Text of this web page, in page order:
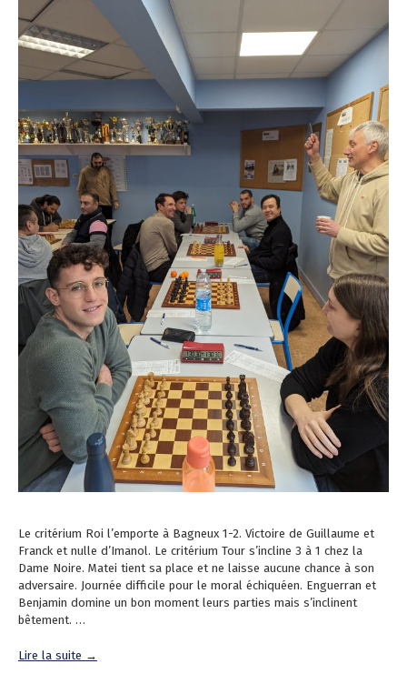
Le critérium Roi l’emporte à Bagneux 1-2. Victoire de Guillaume et
Franck et nulle d’Imanol. Le critérium Tour s’incline 3 à 1 chez la
Dame Noire. Matei tient sa place et ne laisse aucune chance à son
adversaire. Journée difficile pour le moral échiquéen. Enguerran et
Benjamin domine un bon moment leurs parties mais s’inclinent
bêtement. …
Lire la suite →